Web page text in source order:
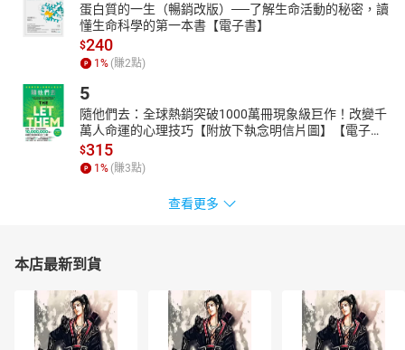
蛋白質的一生（暢銷改版）──了解生命活動的秘密，讀
懂生命科學的第一本書【電子書】
$240
1 % (賺2點)
5
隨他們去：全球熱銷突破1000萬冊現象級巨作！改變千
萬人命運的心理技巧【附放下執念明信片圖】【電子
書】
$315
1 % (賺3點)
查看更多
本店最新到貨